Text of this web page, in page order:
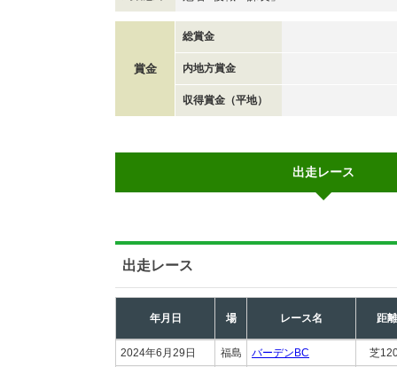
賞金
総賞金
内地方賞金
収得賞金（平地）
出走レース
出走レース
年月日 場 レース名 距離
2024年6月29日 福島 バーデンBC 芝